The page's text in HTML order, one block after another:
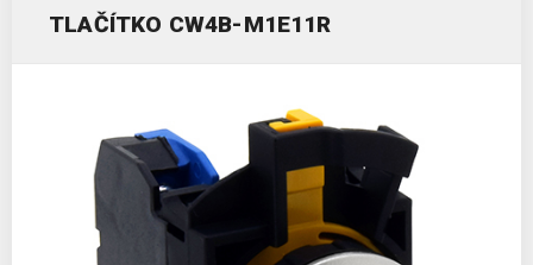
TLAČÍTKO CW4B-M1E11R